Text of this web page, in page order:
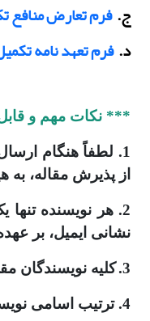
ج.فرم تعارض منافع
د.فرم تعهد نامه
*** نکات مهم و
1. لطفاً هنگام
از پذیرش مقاله،
2. هر نویسنده
نشانی ایمیل، بر
3. کلیه نویسندگان
4. ترتیب اسامی نویسندگان مقاله و نویسنده مسئول در